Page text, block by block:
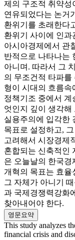
제의 구조적 취약성
연유되었다는 논거
환위기를 초래한다
환위기 사이에 인과
아시아경제에서 관
반적으로 나타나는
아니며. 따라서 그
의 무조건적 타파를
형이 시대의 흐름
정책기조 중에서 계
엇인지 깊이 생각
실용주의에 입각한
목표로 설정하고,
고려해서 시장경제
혼합되는 신축적인
은 오늘날의 한국
개혁의 목표는 효율
그 자체가 아니기
과 국제경쟁력강화
찾아내어야 한다.
영문요약
This study analyzes
financial crisis and